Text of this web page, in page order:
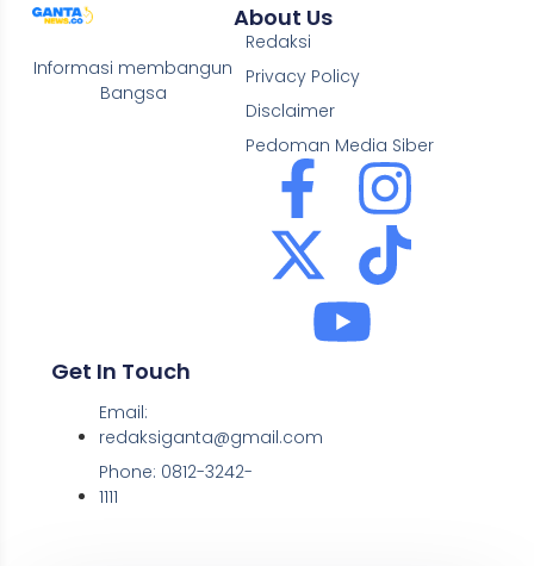
Informasi membangun
Bangsa
About Us
Redaksi
Privacy Policy
Disclaimer
Pedoman Media Siber
Get In Touch
Email:
redaksiganta@gmail.com
Phone: 0812-3242-
1111